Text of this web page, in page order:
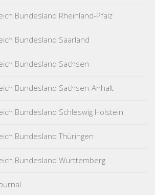
Bundesland Rheinland-Pfalz
Bundesland Saarland
Bundesland Sachsen
Bundesland Sachsen-Anhalt
Bundesland Schleswig Holstein
Bundesland Thüringen
Bundesland Württemberg